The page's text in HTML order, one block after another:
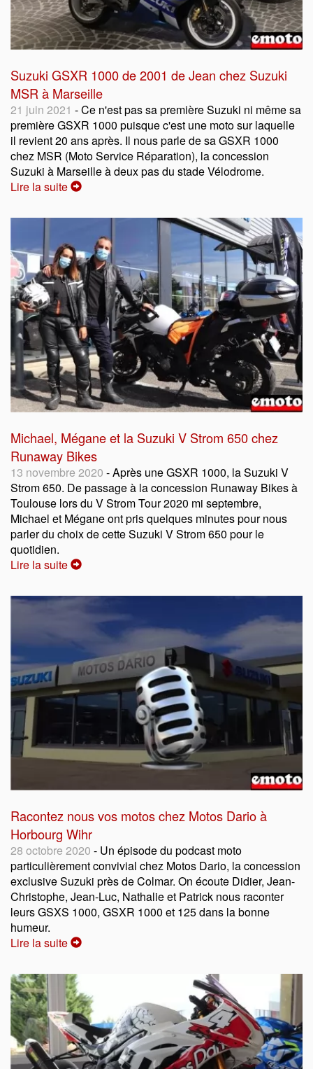
Suzuki GSXR 1000 de 2001 de Jean chez Suzuki
MSR à Marseille
21 juin 2021 - Ce n'est pas sa première Suzuki ni même sa
première GSXR 1000 puisque c'est une moto sur laquelle
il revient 20 ans après. Il nous parle de sa GSXR 1000
chez MSR (Moto Service Réparation), la concession
Suzuki à Marseille à deux pas du stade Vélodrome.
Lire la suite
Michael, Mégane et la Suzuki V Strom 650 chez
Runaway Bikes
13 novembre 2020 - Après une GSXR 1000, la Suzuki V
Strom 650. De passage à la concession Runaway Bikes à
Toulouse lors du V Strom Tour 2020 mi septembre,
Michael et Mégane ont pris quelques minutes pour nous
parler du choix de cette Suzuki V Strom 650 pour le
quotidien.
Lire la suite
Racontez nous vos motos chez Motos Dario à
Horbourg Wihr
28 octobre 2020 - Un épisode du podcast moto
particulièrement convivial chez Motos Dario, la concession
exclusive Suzuki près de Colmar. On écoute Didier, Jean-
Christophe, Jean-Luc, Nathalie et Patrick nous raconter
leurs GSXS 1000, GSXR 1000 et 125 dans la bonne
humeur.
Lire la suite